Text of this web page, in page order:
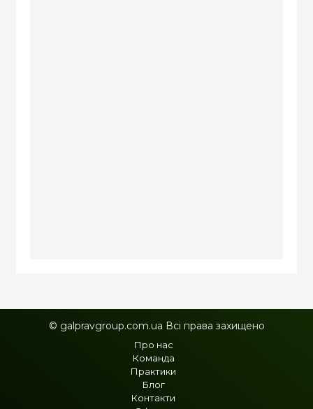
© galpravgroup.com.ua Всі права захищено
Про нас
Команда
Практики
Блог
Контакти